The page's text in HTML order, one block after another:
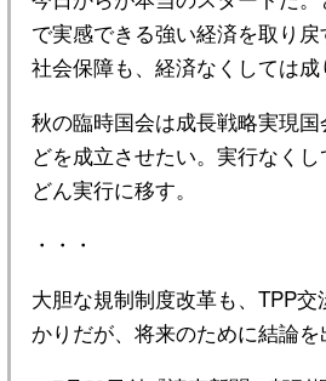
で実感できる強い経済を取り
社会保障も、経済なくしては成
秋の臨時国会は成長戦略実現
どを成立させたい。実行なく
どん実行に移す。
・・・
大胆な規制制度改革も、TPP
かりだが、将来のために結論を